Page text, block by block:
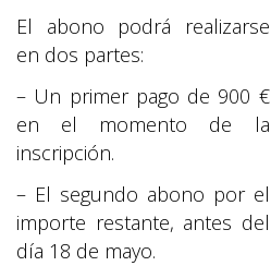
El abono podrá realizarse
en dos partes:
– Un primer pago de 900 €
en el momento de la
inscripción.
– El segundo abono por el
importe restante, antes del
día 18 de mayo.